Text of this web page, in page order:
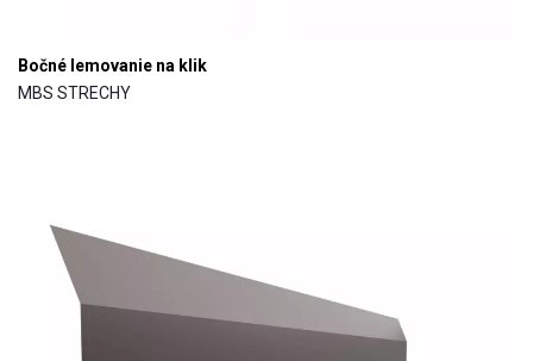
Bočné lemovanie na klik
MBS STRECHY